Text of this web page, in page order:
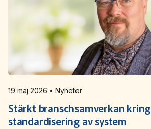
19 maj 2026 • Nyheter
Stärkt branschsamverkan kring
standardisering av system